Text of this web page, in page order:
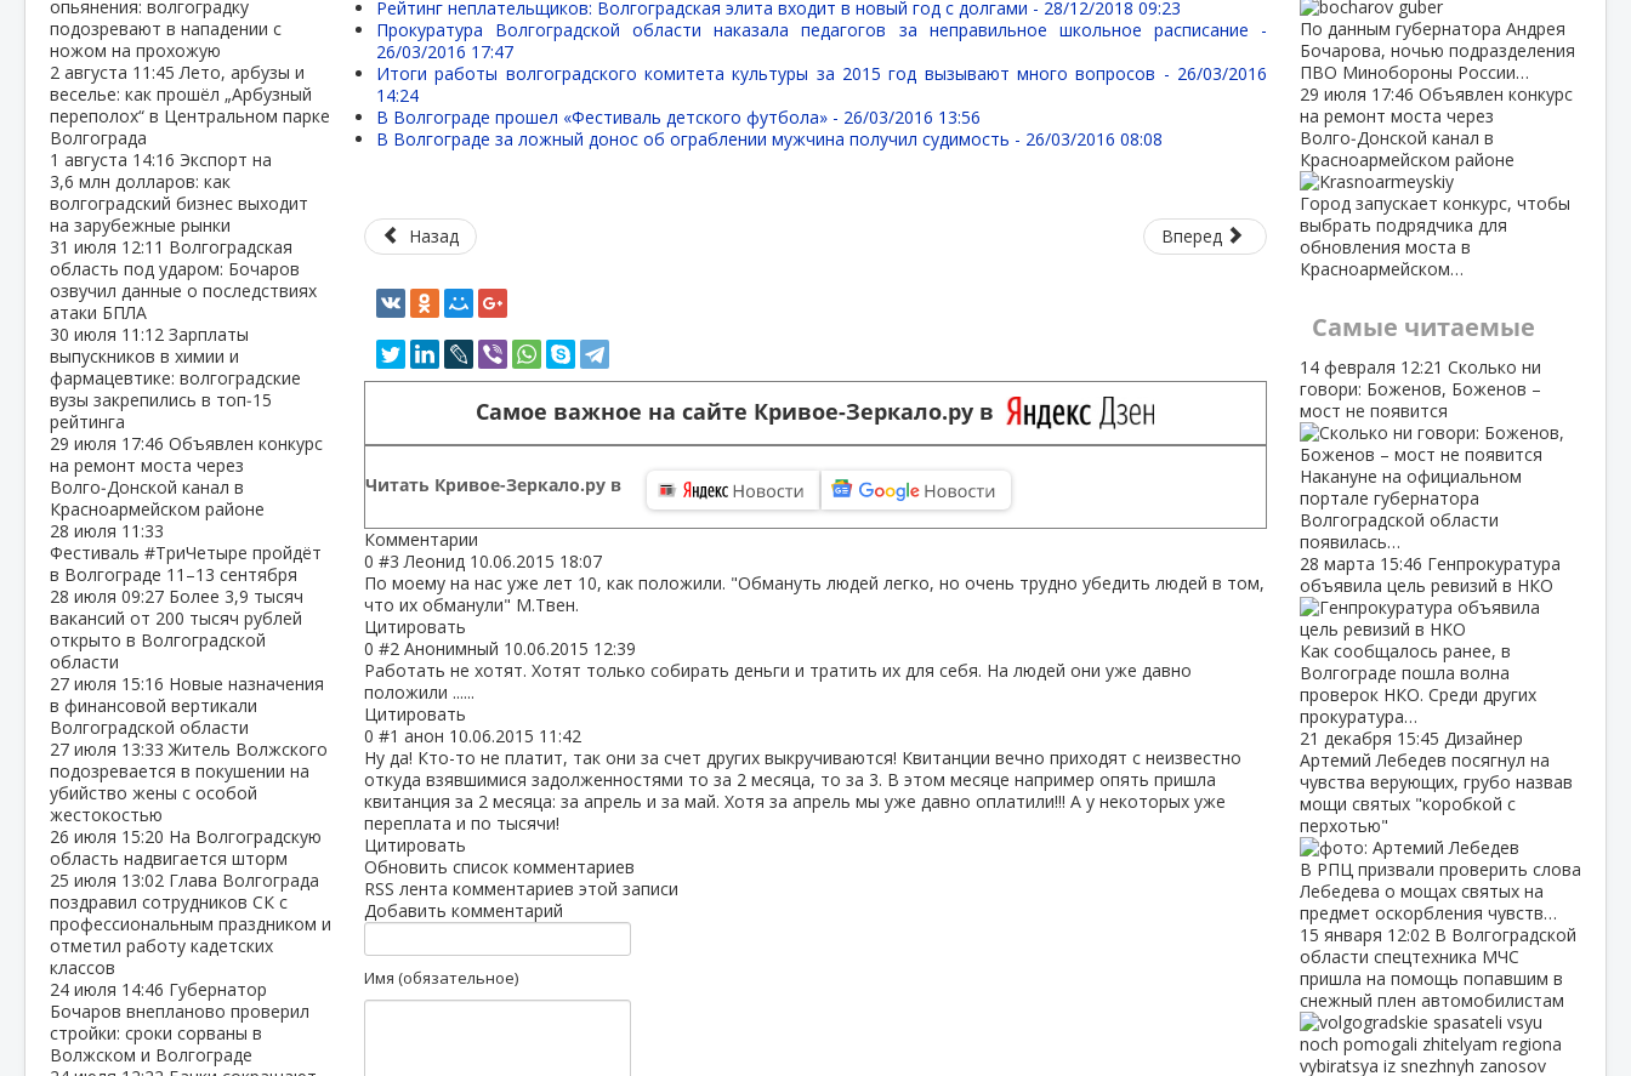
опьянения: волгоградку
подозревают в нападении с
ножом на прохожую
2 августа 11:45Лето, арбузы и
веселье: как прошёл „Арбузный
переполох“ в Центральном парке
Волгограда
1 августа 14:16 Экспорт на
3,6 млн долларов: как
волгоградский бизнес выходит
на зарубежные рынки
31 июля 12:11 Волгоградская
область под ударом: Бочаров
озвучил данные о последствиях
атаки БПЛА
30 июля 11:12 Зарплаты
выпускников в химии и
фармацевтике: волгоградские
вузы закрепились в топ‑15
рейтинга
29 июля 17:46 Объявлен конкурс
на ремонт моста через
Волго‑Донской канал в
Красноармейском районе
28 июля 11:33
Фестиваль #ТриЧетыре пройдёт
в Волгограде 11–13 сентября
28 июля 09:27 Более 3,9 тысяч
вакансий от 200 тысяч рублей
открыто в Волгоградской
области
27 июля 15:16 Новые назначения
в финансовой вертикали
Волгоградской области
27 июля 13:33Житель Волжского
подозревается в покушении на
убийство жены с особой
жестокостью
26 июля 15:20 На Волгоградскую
область надвигается шторм
25 июля 13:02 Глава Волгограда
поздравил сотрудников СК с
профессиональным праздником и
отметил работу кадетских
классов
24 июля 14:46 Губернатор
Бочаров внепланово проверил
стройки: сроки сорваны в
Волжском и Волгограде
Рейтинг неплательщиков: Волгоградская элита входит в новый год с долгами - 28/12/2018 09:23
Прокуратура Волгоградской области наказала педагогов за неправильное школьное расписание -
26/03/2016 17:47
Итоги работы волгоградского комитета культуры за 2015 год вызывают много вопросов - 26/03/2016
14:24
В Волгограде прошел «Фестиваль детского футбола» - 26/03/2016 13:56
В Волгограде за ложный донос об ограблении мужчина получил судимость - 26/03/2016 08:08
Назад Вперед
Самое важное на сайте Кривое-Зеркало.ру в
Читать Кривое-Зеркало.ру в
Комментарии
0 #3 Леонид 10.06.2015 18:07
По моему на нас уже лет 10, как положили. "Обмануть людей легко, но очень трудно убедить людей в том,
что их обманули" М.Твен.
Цитировать
0 #2 Анонимный 10.06.2015 12:39
Работать не хотят. Хотят только собирать деньги и тратить их для себя. На людей они уже давно
положили ......
Цитировать
0 #1 анон 10.06.2015 11:42
Ну да! Кто-то не платит, так они за счет других выкручиваются! Квитанции вечно приходят с неизвестно
откуда взявшимися задолженностями то за 2 месяца, то за 3. В этом месяце например опять пришла
квитанция за 2 месяца: за апрель и за май. Хотя за апрель мы уже давно оплатили!!! А у некоторых уже
переплата и по тысячи!
Цитировать
Обновить список комментариев
RSS лента комментариев этой записи
Добавить комментарий
Имя (обязательное)
По данным губернатора Андрея
Бочарова, ночью подразделения
ПВО Минобороны России…
29 июля 17:46 Объявлен конкурс
на ремонт моста через
Волго‑Донской канал в
Красноармейском районе
Город запускает конкурс, чтобы
выбрать подрядчика для
обновления моста в
Красноармейском…
Самые читаемые
14 февраля 12:21 Сколько ни
говори: Боженов, Боженов –
мост не появится
Накануне на официальном
портале губернатора
Волгоградской области
появилась…
28 марта 15:46 Генпрокуратура
объявила цель ревизий в НКО
Как сообщалось ранее, в
Волгограде пошла волна
проверок НКО. Среди других
прокуратура…
21 декабря 15:45 Дизайнер
Артемий Лебедев посягнул на
чувства верующих, грубо назвав
мощи святых "коробкой с
перхотью"
В РПЦ призвали проверить слова
Лебедева о мощах святых на
предмет оскорбления чувств…
15 января 12:02 В Волгоградской
области спецтехника МЧС
пришла на помощь попавшим в
снежный плен автомобилистам